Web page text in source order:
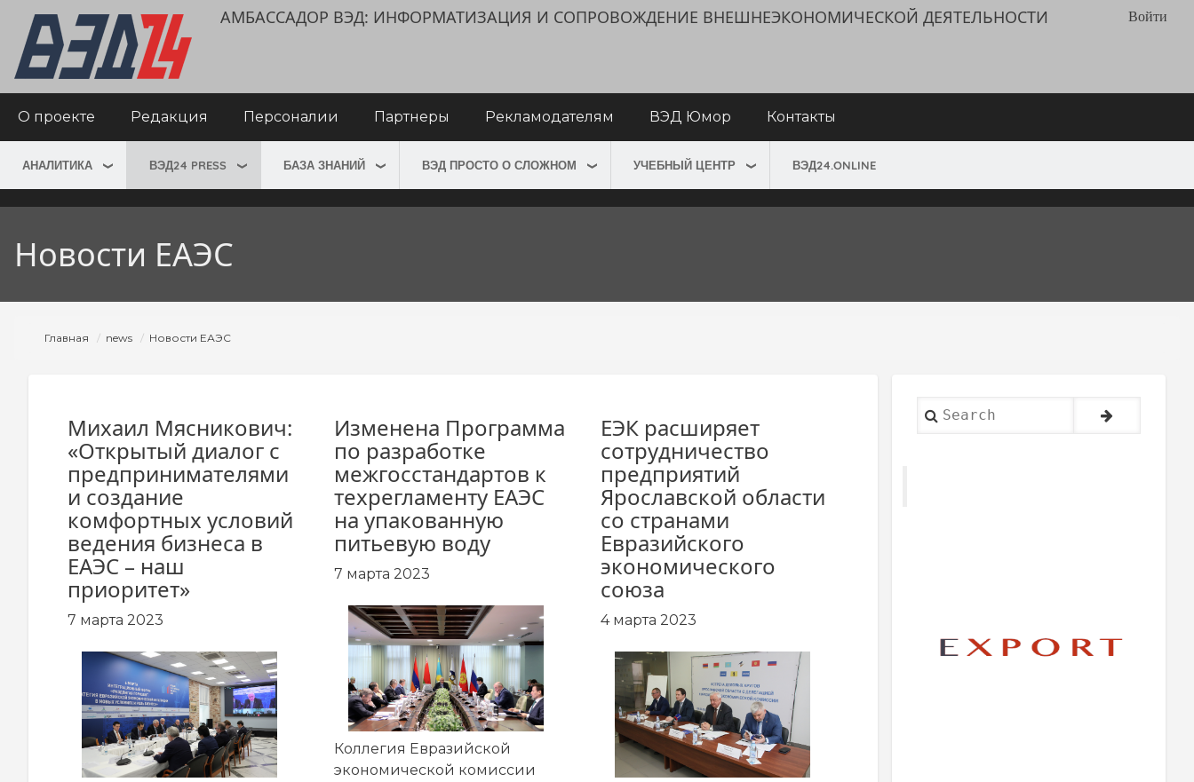
Перейти
основному
содержанию
User
account
menu
Войти
АМБАССАДОР ВЭД: ИНФОРМАТИЗАЦИЯ И СОПРОВОЖДЕНИЕ ВНЕШНЕЭКОНОМИЧЕСКОЙ ДЕЯТЕЛЬНОСТИ
Main
navigation
О проекте Редакция Персоналии Партнеры Рекламодателям ВЭД Юмор Контакты
АНАЛИТИКА ВЭД24 PRESS БАЗА ЗНАНИЙ ВЭД ПРОСТО О СЛОЖНОМ УЧЕБНЫЙ ЦЕНТР ВЭД24.ONLINE
Новости ЕАЭС
Строка
Главная news Новости ЕАЭС
Михаил Мясникович:
«Открытый диалог с
предпринимателями
и создание
комфортных условий
ведения бизнеса в
ЕАЭС – наш
приоритет»
7 марта 2023
Изменена Программа
по разработке
межгосстандартов к
техрегламенту ЕАЭС
на упакованную
питьевую воду
7 марта 2023
Коллегия Евразийской
экономической комиссии
ЕЭК расширяет
сотрудничество
предприятий
Ярославской области
со странами
Евразийского
экономического
союза
4 марта 2023
Search